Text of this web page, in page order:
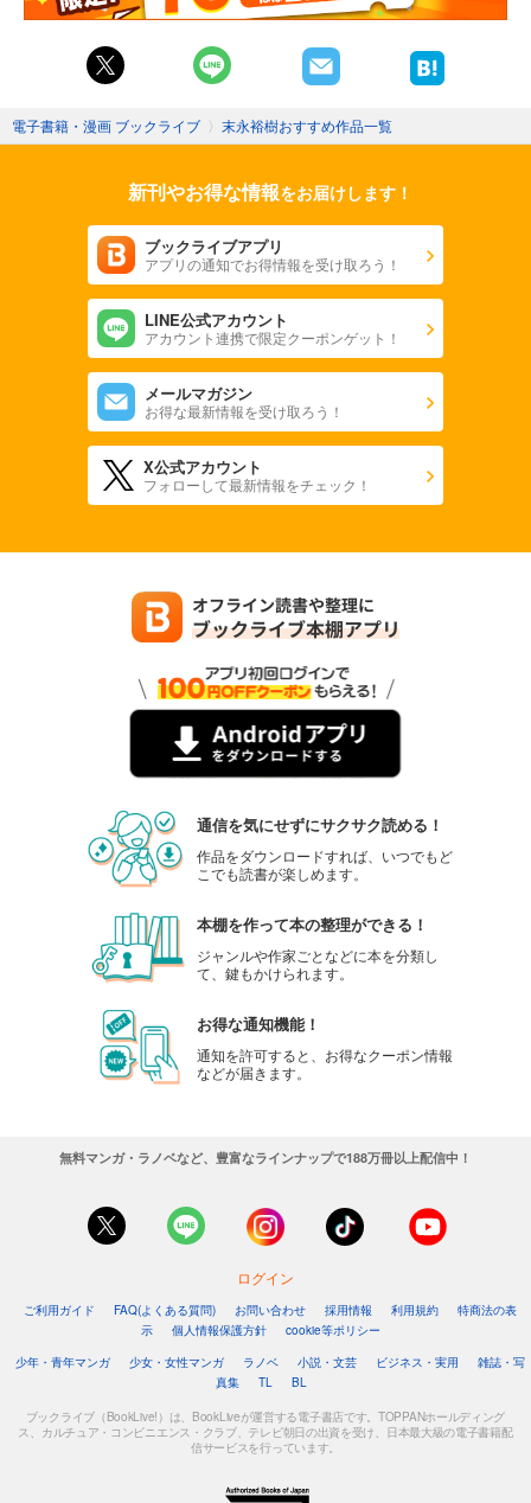
電子書籍・漫画 ブックライブ 〉 末永裕樹おすすめ作品一覧
新刊やお得な情報をお届けします！
ブックライブアプリ
アプリの通知でお得情報を受け取ろう！
LINE公式アカウント
アカウント連携で限定クーポンゲット！
メールマガジン
お得な最新情報を受け取ろう！
X公式アカウント
フォローして最新情報をチェック！
通信を気にせずにサクサク読める！
作品をダウンロードすれば、いつでもど
こでも読書が楽しめます。
本棚を作って本の整理ができる！
ジャンルや作家ごとなどに本を分類し
て、鍵もかけられます。
お得な通知機能！
通知を許可すると、お得なクーポン情報
などが届きます。
無料マンガ・ラノベなど、豊富なラインナップで188万冊以上配信中！
ログイン
ご利用ガイド FAQ(よくある質問) お問い合わせ 採用情報 利用規約
特商法の表
示
個人情報保護方針
cookie等ポリシー
少年・青年マンガ
少女・女性マンガ ラノベ 小説・文芸 ビジネス・実用
雑誌・写
真集
TL BL
ブックライブ（BookLive!）は、BookLiveが運営する電子書店です。TOPPANホールディング
ス、カルチュア・コンビニエンス・クラブ、テレビ朝日の出資を受け、日本最大級の電子書籍配
信サービスを行っています。